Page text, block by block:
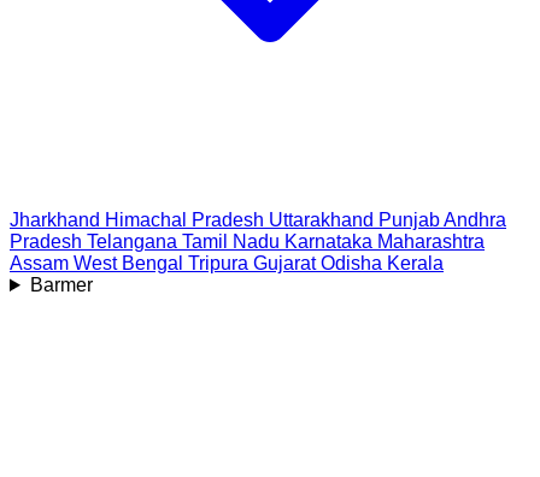
Jharkhand Himachal Pradesh Uttarakhand PunjabAndhra
Pradesh Telangana Tamil Nadu Karnataka Maharashtra
Assam West Bengal Tripura Gujarat Odisha Kerala
Barmer